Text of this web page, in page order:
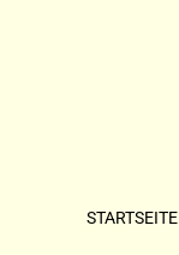
STARTSEITE